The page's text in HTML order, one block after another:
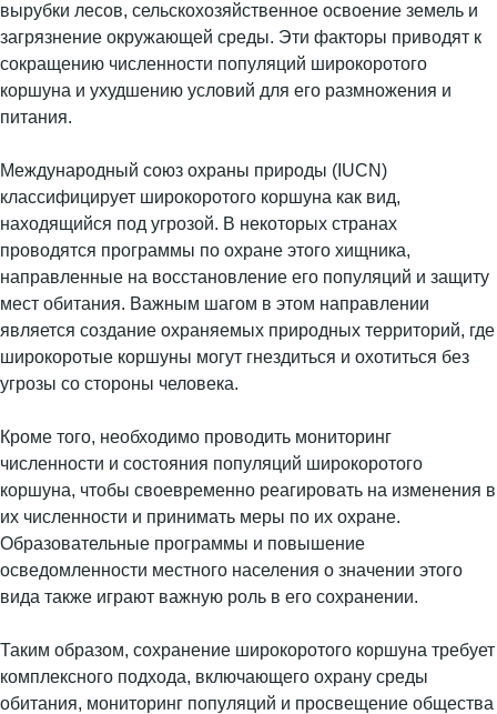
вырубки лесов, сельскохозяйственное освоение земель и
загрязнение окружающей среды. Эти факторы приводят к
сокращению численности популяций широкоротого
коршуна и ухудшению условий для его размножения и
питания.
Международный союз охраны природы (IUCN)
классифицирует широкоротого коршуна как вид,
находящийся под угрозой. В некоторых странах
проводятся программы по охране этого хищника,
направленные на восстановление его популяций и защиту
мест обитания. Важным шагом в этом направлении
является создание охраняемых природных территорий, где
широкоротые коршуны могут гнездиться и охотиться без
угрозы со стороны человека.
Кроме того, необходимо проводить мониторинг
численности и состояния популяций широкоротого
коршуна, чтобы своевременно реагировать на изменения в
их численности и принимать меры по их охране.
Образовательные программы и повышение
осведомленности местного населения о значении этого
вида также играют важную роль в его сохранении.
Таким образом, сохранение широкоротого коршуна требует
комплексного подхода, включающего охрану среды
обитания, мониторинг популяций и просвещение общества